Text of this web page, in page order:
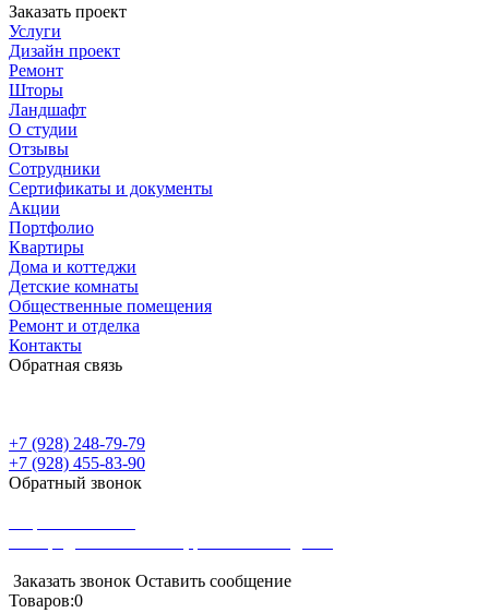
Заказать проект
Услуги
Дизайн проект
Ремонт
Шторы
Ландшафт
О студии
Отзывы
Сотрудники
Сертификаты и документы
Акции
Портфолио
Квартиры
Дома и коттеджи
Детские комнаты
Общественные помещения
Ремонт и отделка
Контакты
Обратная связь
+7 (928) 248-79-79
+7 (928) 455-83-90
Обратный звонок
Заказать звонок Оставить сообщение
Товаров:0